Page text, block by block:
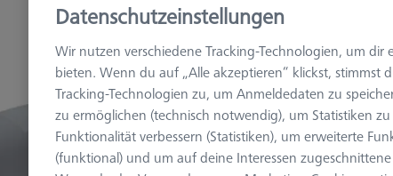
Datenschutzeinstellungen
Wir nutzen verschiedene Tracking-Technologien, um dir
bieten. Wenn du auf „Alle akzeptieren“ klickst, stimmst
Tracking-Technologien zu, um Anmeldedaten zu
zu ermöglichen (technisch notwendig), um Statistiken
Funktionalität verbessern (Statistiken), um erweiterte
(funktional) und um auf deine Interessen